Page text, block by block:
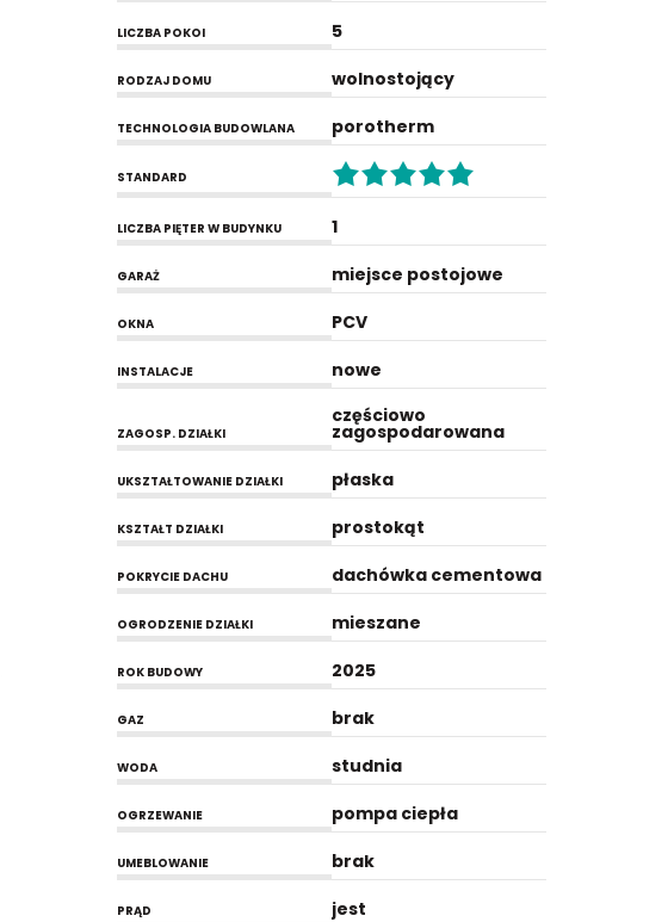
LICZBA POKOI 5
RODZAJ DOMU wolnostojący
TECHNOLOGIA BUDOWLANA porotherm
STANDARD
LICZBA PIĘTER W BUDYNKU 1
GARAŻ miejsce postojowe
OKNA PCV
INSTALACJE nowe
ZAGOSP. DZIAŁKI
częściowo
zagospodarowana
UKSZTAŁTOWANIE DZIAŁKI płaska
KSZTAŁT DZIAŁKI prostokąt
POKRYCIE DACHU dachówka cementowa
OGRODZENIE DZIAŁKI mieszane
ROK BUDOWY 2025
GAZ brak
WODA studnia
OGRZEWANIE pompa ciepła
UMEBLOWANIE brak
PRĄD jest